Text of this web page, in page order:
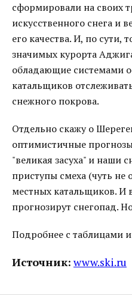
сформировали на своих
искусственного снега и
его качества. И, по сути,
значимых курорта
обладающие системами
катальщиков
снежного покрова.
Отдельно скажу о
оптимистичные
"великая засуха" и наши
приступы смеха (чуть не
местных катальщиков. И
прогнозирут снегопад.
Подробнее с таблицами
Источник: www.ski.ru